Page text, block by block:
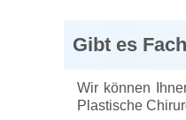
Gibt es
Wir können
Plastische